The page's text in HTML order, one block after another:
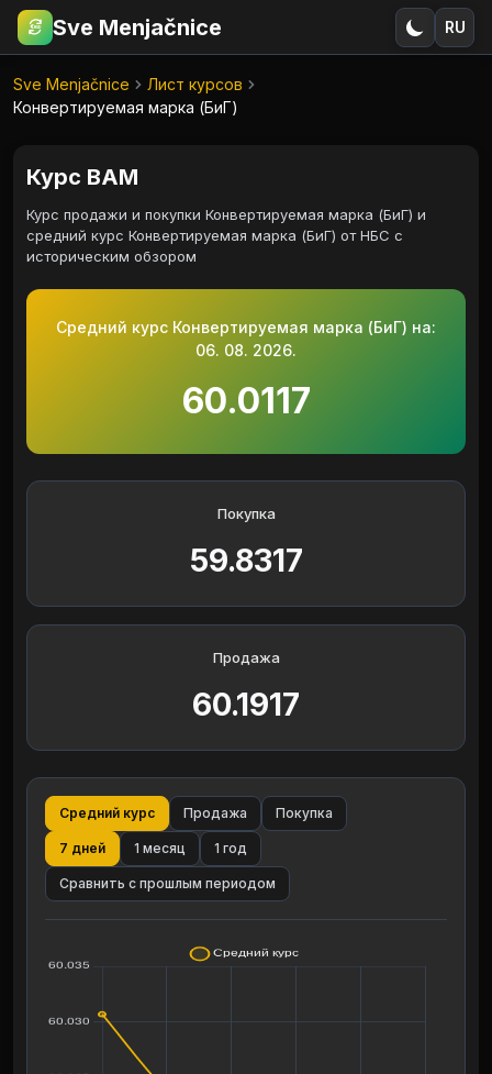
€RSD Sve Menjačnice RU
Sve Menjačnice
Лист курсов
Конвертируемая марка (БиГ)
Курс BAM
Курс продажи и покупки Конвертируемая марка (БиГ) и
средний курс Конвертируемая марка (БиГ) от НБС с
историческим обзором
Средний курс Конвертируемая марка (БиГ) на:
06. 08. 2026.
60.0117
Покупка
59.8317
Продажа
60.1917
Средний курс Продажа Покупка
7 дней 1 месяц 1 год
Сравнить с прошлым периодом